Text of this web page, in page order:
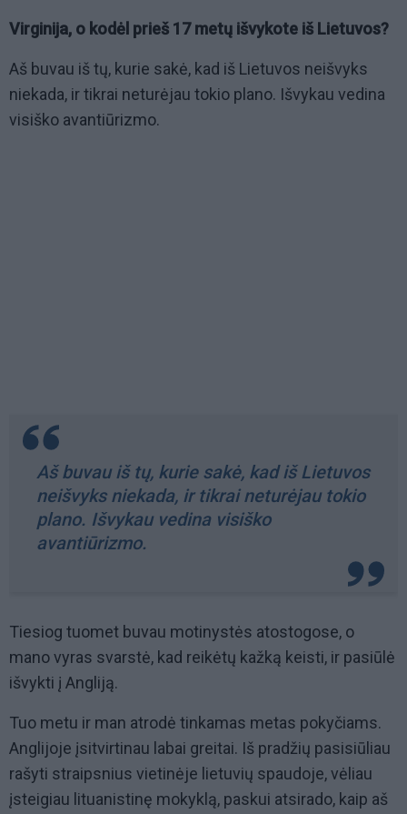
Virginija, o kodėl prieš 17 metų išvykote iš Lietuvos?
Aš buvau iš tų, kurie sakė, kad iš Lietuvos neišvyks
niekada, ir tikrai neturėjau tokio plano. Išvykau vedina
visiško avantiūrizmo.
Aš buvau iš tų, kurie sakė, kad iš Lietuvos
neišvyks niekada, ir tikrai neturėjau tokio
plano. Išvykau vedina visiško
avantiūrizmo.
Tiesiog tuomet buvau motinystės atostogose, o
mano vyras svarstė, kad reikėtų kažką keisti, ir pasiūlė
išvykti į Angliją.
Tuo metu ir man atrodė tinkamas metas pokyčiams.
Anglijoje įsitvirtinau labai greitai. Iš pradžių pasisiūliau
rašyti straipsnius vietinėje lietuvių spaudoje, vėliau
įsteigiau lituanistinę mokyklą, paskui atsirado, kaip aš